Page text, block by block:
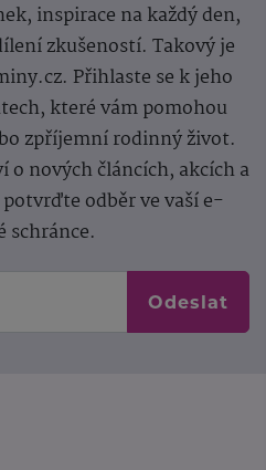
inspirace na každý den,
zkušeností. Takový je
Přihlaste se k jeho
které vám pomohou
zpříjemní rodinný život.
o nových článcích, akcích a
odběr ve vaší e-
schránce.
Odeslat